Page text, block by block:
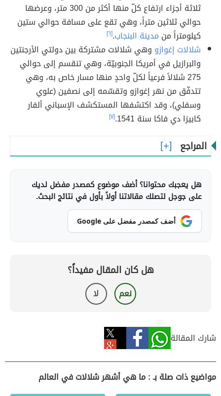
ثلاثة أجزاء ارتفاع كلّ منها أكثر من 300 متر، وعرضها
حوالي ثلاثين متراً، وهي تقع على مسافة حوالي ستين
كيلومتراً من مدينة البنجاب.[٦]
شلالات إغوازو وهي شلالات مشتركة بين دولتي الأرجنتين
والبرازيل في أمريكا الجنوبيّة، وهي تنقسم إلى حوالي
275 شلالاً فرعياً لكلّ واحدٍ منها مسار خاص به، وهي
تتدفّق من نهر إغوازو وتقسّمه إلى نصفين (علوي
وسفلي)، وقد اكتشفها المستكشف الإسباني ألفار
كابيزا دي فاكا سنة 1541.
[٧]
المراجع
هل يعجبك محتوانا؟ أضف موضوع كمصدر مفضل لديك
على جوجل لتصلك مقالاتنا أولاً بأول في نتائج البحث.
أضف كمصدر مفضل على Google
هل كان المقال مفيداً؟
نعم لا
شارك المقالة
مواضيع ذات صلة بـ : ما هي أشهر شلالات في العالم